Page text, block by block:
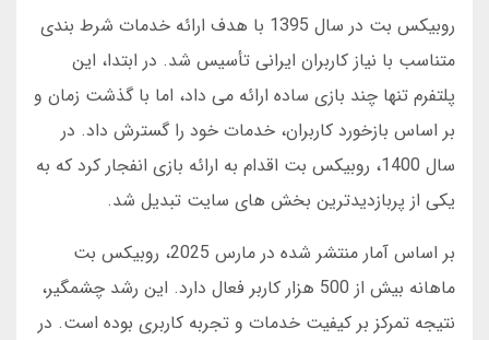
روبیکس بت در سال 1395 با هدف ارائه خدمات شرط بندی
متناسب با نیاز کاربران ایرانی تأسیس شد. در ابتدا، این
پلتفرم تنها چند بازی ساده ارائه می داد، اما با گذشت زمان و
بر اساس بازخورد کاربران، خدمات خود را گسترش داد. در
سال 1400، روبیکس بت اقدام به ارائه بازی انفجار کرد که به
یکی از پربازدیدترین بخش های سایت تبدیل شد.
بر اساس آمار منتشر شده در مارس 2025، روبیکس بت
ماهانه بیش از 500 هزار کاربر فعال دارد. این رشد چشمگیر،
نتیجه تمرکز بر کیفیت خدمات و تجربه کاربری بوده است. در